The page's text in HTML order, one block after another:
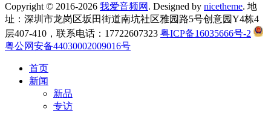
Copyright © 2016-2026 我爱音频网 . Designed by nicetheme. 地
址：深圳市龙岗区坂田街道南坑社区雅园路5号创意园Y4栋4
层407-410，联系电话：17722607323 粤ICP备16035666号-2
粤公网安备44030002009016号
首页
新闻
新品
专访